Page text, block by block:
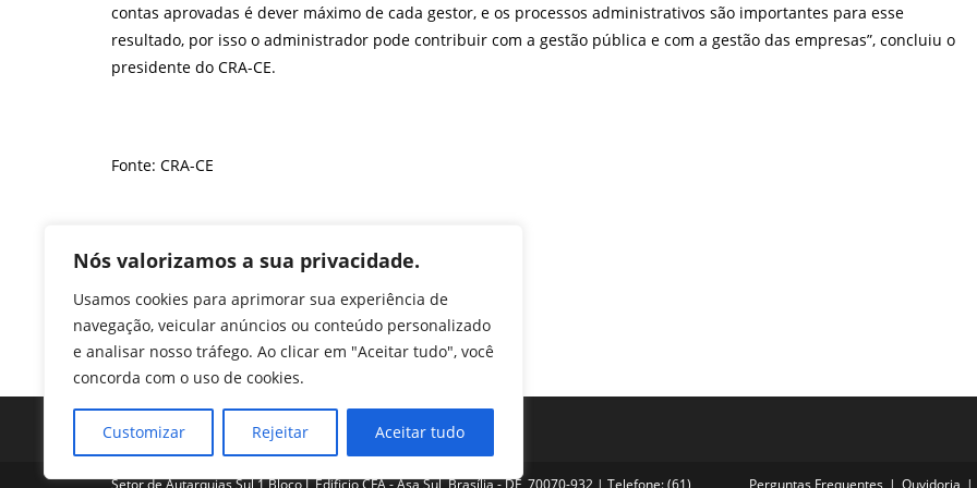
Nós valorizamos a sua privacidade.
Usamos cookies para aprimorar sua experiência de
navegação, veicular anúncios ou conteúdo personalizado
e analisar nosso tráfego. Ao clicar em "Aceitar tudo", você
concorda com o uso de cookies.
Customizar Rejeitar Aceitar tudo
contas aprovadas é dever máximo de cada gestor, e os processos administrativos são importantes para esse
resultado, por isso o administrador pode contribuir com a gestão pública e com a gestão das empresas”, concluiu o
presidente do CRA-CE.
Fonte: CRA-CE
F
a
c
e
b
o
o
T
w
itt
er
Li
n
k
e
dI
n
W
h
at
s
A
p
p
M
e
ss
e
n
er
Pr
in
tF
ri
e
n
dl
TAGS:CRA-CE
Perguntas Frequentes Ouvidoria
Setor de Autarquias Sul 1 Bloco L Edificio CFA - Asa Sul, Brasília - DF, 70070-932 | Telefone: (61)